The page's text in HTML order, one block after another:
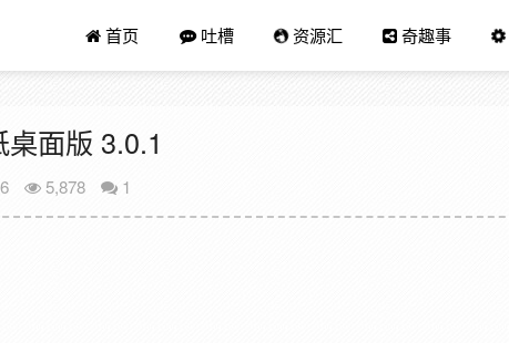
首页 吐槽 资源汇 奇趣事
面版 3.0.1
5,878 1